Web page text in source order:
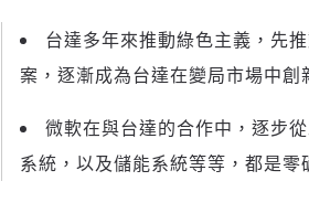
台達多年來推動綠色主義，先
案，逐漸成為台達在變局市場中創
微軟在與台達的合作中，逐步
系統，以及儲能系統等等，都是零